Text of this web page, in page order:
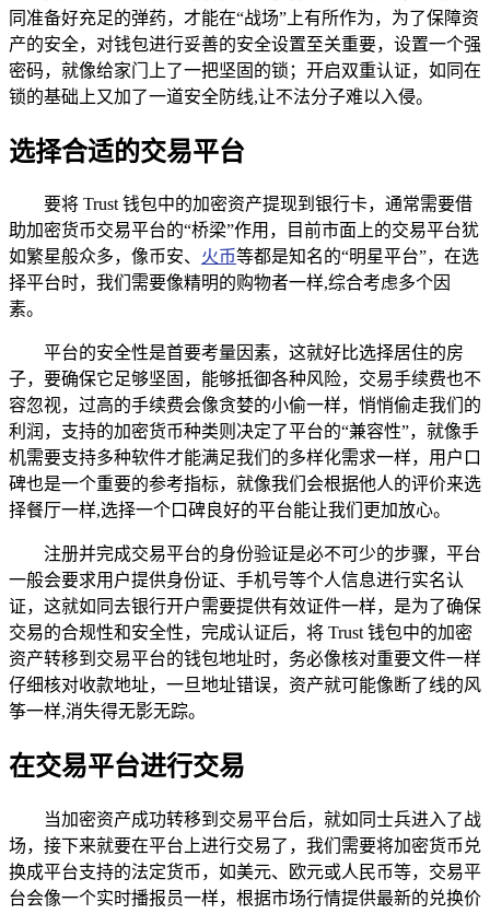
同准备好充足的弹药，才能在“战场”上有所作为，为了保障资
产的安全，对钱包进行妥善的安全设置至关重要，设置一个强
密码，就像给家门上了一把坚固的锁；开启双重认证，如同在
锁的基础上又加了一道安全防线,让不法分子难以入侵。
选择合适的交易平台
要将 Trust 钱包中的加密资产提现到银行卡，通常需要借
助加密货币交易平台的“桥梁”作用，目前市面上的交易平台犹
如繁星般众多，像币安、 火币等都是知名的“明星平台”，在选
择平台时，我们需要像精明的购物者一样,综合考虑多个因
素。
平台的安全性是首要考量因素，这就好比选择居住的房
子，要确保它足够坚固，能够抵御各种风险，交易手续费也不
容忽视，过高的手续费会像贪婪的小偷一样，悄悄偷走我们的
利润，支持的加密货币种类则决定了平台的“兼容性”，就像手
机需要支持多种软件才能满足我们的多样化需求一样，用户口
碑也是一个重要的参考指标，就像我们会根据他人的评价来选
择餐厅一样,选择一个口碑良好的平台能让我们更加放心。
注册并完成交易平台的身份验证是必不可少的步骤，平台
一般会要求用户提供身份证、手机号等个人信息进行实名认
证，这就如同去银行开户需要提供有效证件一样，是为了确保
交易的合规性和安全性，完成认证后，将 Trust 钱包中的加密
资产转移到交易平台的钱包地址时，务必像核对重要文件一样
仔细核对收款地址，一旦地址错误，资产就可能像断了线的风
筝一样,消失得无影无踪。
在交易平台进行交易
当加密资产成功转移到交易平台后，就如同士兵进入了战
场，接下来就要在平台上进行交易了，我们需要将加密货币兑
换成平台支持的法定货币，如美元、欧元或人民币等，交易平
台会像一个实时播报员一样，根据市场行情提供最新的兑换价